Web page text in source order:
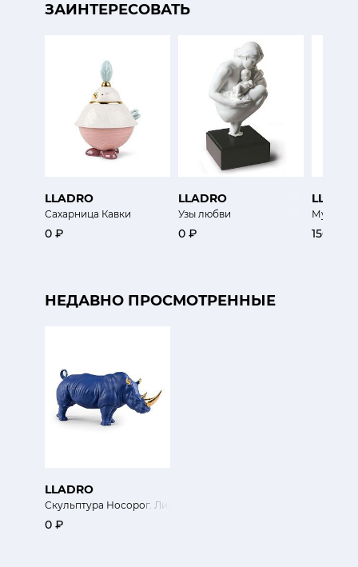
ЗАИНТЕРЕСОВАТЬ
LLADRO
Сахарница Кавки
0 ₽
LLADRO
Узы любви
0 ₽ 156
НЕДАВНО ПРОСМОТРЕННЫЕ
LLADRO
Скульптура Носорог. Лимитированный выпуск
0 ₽